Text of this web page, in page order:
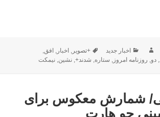
نویسندهدسته‌ها
اخبار جدید برچسب‌ها
+تصویر, اخبار, افق,
,دو, روزنامه امروز, ستاره, شدند+,نشین,نیمکت
شمارش معکوس برای
جو هارت